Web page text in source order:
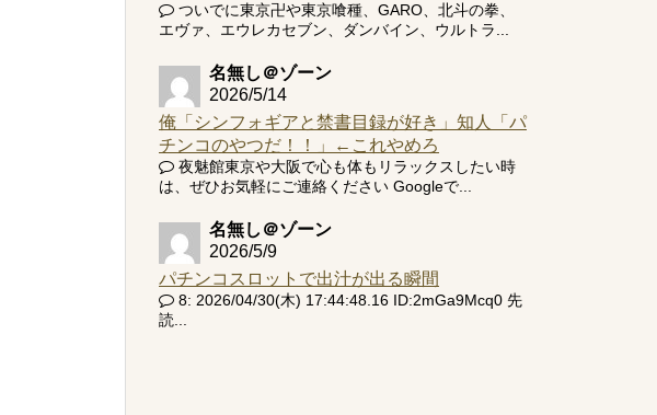
ついでに東京卍や東京喰種、GARO、北斗の拳、
エヴァ、エウレカセブン、ダンバイン、ウルトラ...
名無し＠ゾーン
2026/5/14
俺「シンフォギアと禁書目録が好き」知人「パ
チンコのやつだ！！」←これやめろ
夜魅館東京や大阪で心も体もリラックスしたい時
は、ぜひお気軽にご連絡ください Googleで...
名無し＠ゾーン
2026/5/9
パチンコスロットで出汁が出る瞬間
8: 2026/04/30(木) 17:44:48.16 ID:2mGa9Mcq0 先
読...